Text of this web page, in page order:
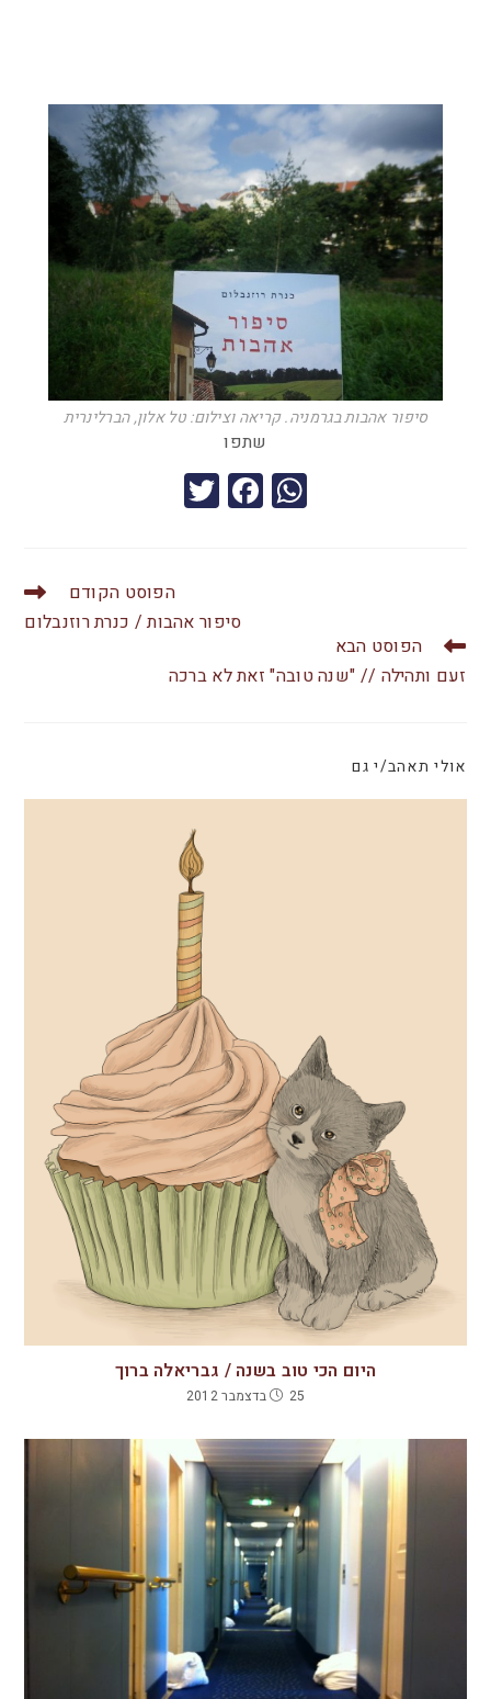
סיפור אהבות בגרמניה. קריאה וצילום: טל אלון, הברלינרית
שתפו
W
h
p
F
a
b
o
er
הפוסט הקודם
סיפור אהבות / כנרת רוזנבלום
הפוסט הבא
זעם ותהילה // "שנה טובה" זאת לא ברכה
אולי תאהב/י גם
היום הכי טוב בשנה / גבריאלה ברוך
25 בדצמבר 2012